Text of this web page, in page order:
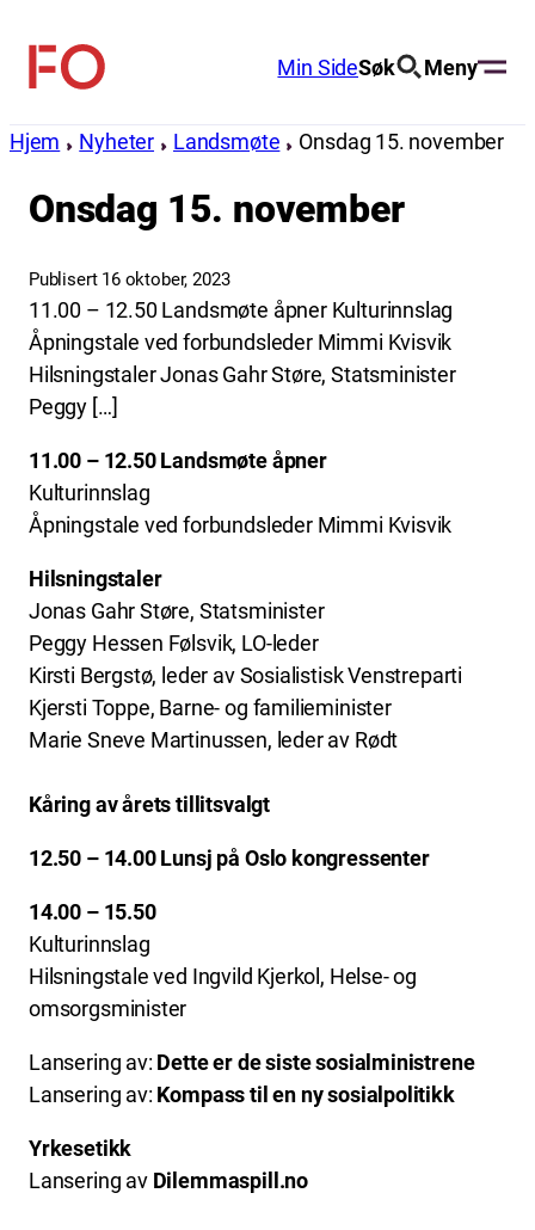
innhold
FO
Min SideSøk Meny
Hjem Nyheter Landsmøte Onsdag 15. november
Onsdag 15. november
Publisert 16 oktober, 2023
11.00 – 12.50 Landsmøte åpner Kulturinnslag
Åpningstale ved forbundsleder Mimmi Kvisvik
Hilsningstaler Jonas Gahr Støre, Statsminister
Peggy […]
11.00 – 12.50 Landsmøte åpner
Kulturinnslag
Åpningstale ved forbundsleder Mimmi Kvisvik
Hilsningstaler
Jonas Gahr Støre, Statsminister
Peggy Hessen Følsvik, LO-leder
Kirsti Bergstø, leder av Sosialistisk Venstreparti
Kjersti Toppe, Barne- og familieminister
Marie Sneve Martinussen, leder av Rødt
Kåring av årets tillitsvalgt
12.50 – 14.00 Lunsj på Oslo kongressenter
14.00 – 15.50
Kulturinnslag
Hilsningstale ved Ingvild Kjerkol, Helse- og
omsorgsminister
Lansering av: Dette er de siste sosialministrene
Lansering av: Kompass til en ny sosialpolitikk
Yrkesetikk
Lansering avDilemmaspill.no